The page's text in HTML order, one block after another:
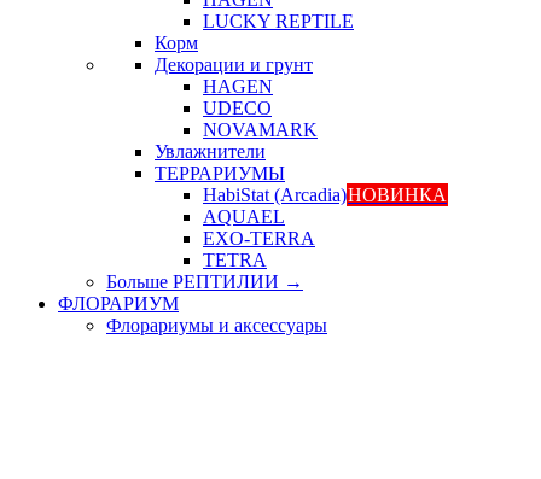
LUCKY REPTILE
Корм
Декорации и грунт
HAGEN
UDECO
NOVAMARK
Увлажнители
ТЕРРАРИУМЫ
HabiStat (Arcadia)НОВИНКА
AQUAEL
EXO-TERRA
TETRA
Больше РЕПТИЛИИ →
ФЛОРАРИУМ
Флорариумы и аксессуары